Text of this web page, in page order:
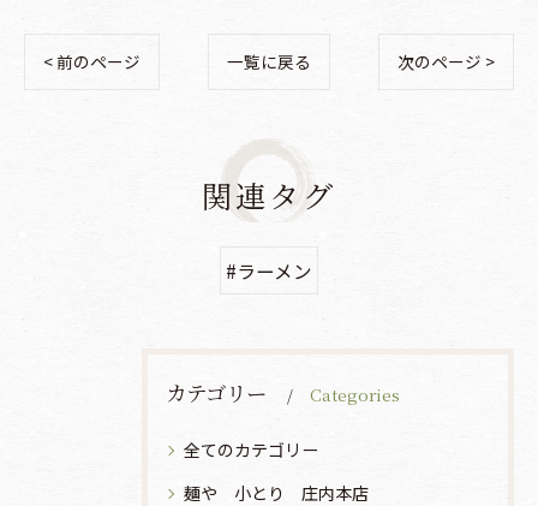
< 前のページ 一覧に戻る 次のページ >
関連タグ
#ラーメン
カテゴリー Categories
全てのカテゴリー
麺や 小とり 庄内本店